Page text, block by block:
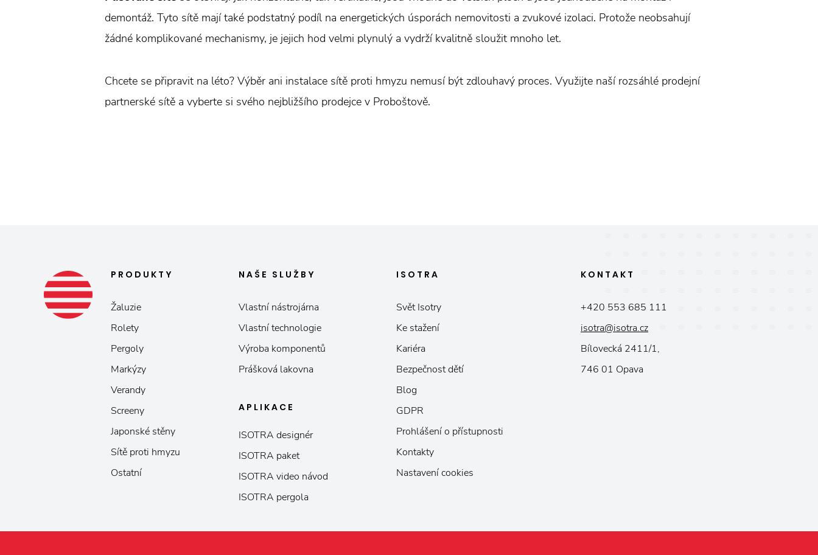
demontáž. Tyto sítě mají také podstatný podíl na energetických úsporách nemovitosti a zvukové izolaci. Protože neobsahují
žádné komplikované mechanismy, je jejich hod velmi plynulý a vydrží kvalitně sloužit mnoho let.
Chcete se připravit na léto? Výběr ani instalace sítě proti hmyzu nemusí být zdlouhavý proces. Využijte naší rozsáhlé prodejní
partnerské sítě a vyberte si svého nejbližšího prodejce v Proboštově.
PRODUKTY
Žaluzie
Rolety
Pergoly
Markýzy
Verandy
Screeny
Japonské stěny
Sítě proti hmyzu
Ostatní
NAŠE SLUŽBY
Vlastní nástrojárna
Vlastní technologie
Výroba komponentů
Prášková lakovna
APLIKACE
ISOTRA designér
ISOTRA paket
ISOTRA video návod
ISOTRA pergola
ISOTRA
Svět Isotry
Ke stažení
Kariéra
Bezpečnost dětí
Blog
GDPR
Prohlášení o přístupnosti
Kontakty
Nastavení cookies
KONTAKT
+420 553 685 111
isotra@isotra.cz
Bílovecká 2411/1,
746 01 Opava